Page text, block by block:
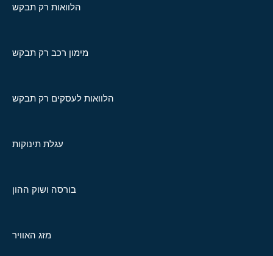
הלוואות רק תבקש
מימון רכב רק תבקש
הלוואות לעסקים רק תבקש
עגלת תינוקות
בורסה ושוק ההון
מזג האוויר